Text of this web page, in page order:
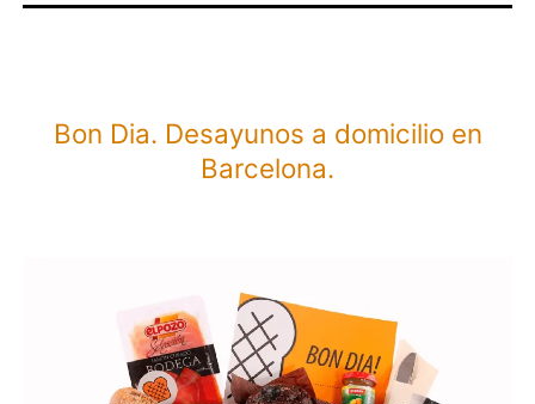
Bon Dia. Desayunos a domicilio en
Barcelona.